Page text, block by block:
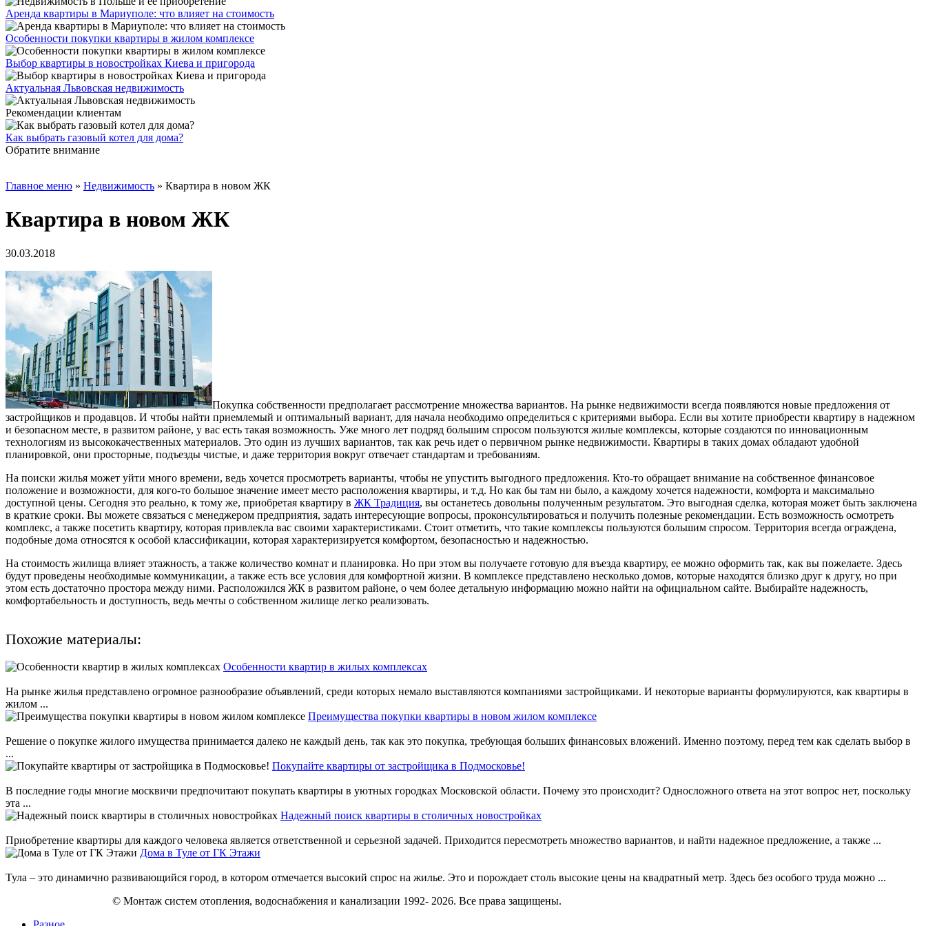
Аренда квартиры в Мариуполе: что влияет на стоимость
Особенности покупки квартиры в жилом комплексе
Выбор квартиры в новостройках Киева и пригорода
Актуальная Львовская недвижимость
Рекомендации клиентам
Как выбрать газовый котел для дома?
Обратите внимание
Главное меню » Недвижимость » Квартира в новом ЖК
Квартира в новом ЖК
30.03.2018
Покупка собственности предполагает рассмотрение множества вариантов. На рынке недвижимости всегда появляются новые предложения от
застройщиков и продавцов. И чтобы найти приемлемый и оптимальный вариант, для начала необходимо определиться с критериями выбора. Если вы хотите приобрести квартиру в надежном
и безопасном месте, в развитом районе, у вас есть такая возможность. Уже много лет подряд большим спросом пользуются жилые комплексы, которые создаются по инновационным
технологиям из высококачественных материалов. Это один из лучших вариантов, так как речь идет о первичном рынке недвижимости. Квартиры в таких домах обладают удобной
планировкой, они просторные, подъезды чистые, и даже территория вокруг отвечает стандартам и требованиям.
На поиски жилья может уйти много времени, ведь хочется просмотреть варианты, чтобы не упустить выгодного предложения. Кто-то обращает внимание на собственное финансовое
положение и возможности, для кого-то большое значение имеет место расположения квартиры, и т.д. Но как бы там ни было, а каждому хочется надежности, комфорта и максимально
доступной цены. Сегодня это реально, к тому же, приобретая квартиру в ЖК Традиция, вы останетесь довольны полученным результатом. Это выгодная сделка, которая может быть заключена
в краткие сроки. Вы можете связаться с менеджером предприятия, задать интересующие вопросы, проконсультироваться и получить полезные рекомендации. Есть возможность осмотреть
комплекс, а также посетить квартиру, которая привлекла вас своими характеристиками. Стоит отметить, что такие комплексы пользуются большим спросом. Территория всегда ограждена,
подобные дома относятся к особой классификации, которая характеризируется комфортом, безопасностью и надежностью.
На стоимость жилища влияет этажность, а также количество комнат и планировка. Но при этом вы получаете готовую для въезда квартиру, ее можно оформить так, как вы пожелаете. Здесь
будут проведены необходимые коммуникации, а также есть все условия для комфортной жизни. В комплексе представлено несколько домов, которые находятся близко друг к другу, но при
этом есть достаточно простора между ними. Расположился ЖК в развитом районе, о чем более детальную информацию можно найти на официальном сайте. Выбирайте надежность,
комфортабельность и доступность, ведь мечты о собственном жилище легко реализовать.
Похожие материалы:
Особенности квартир в жилых комплексах
На рынке жилья представлено огромное разнообразие объявлений, среди которых немало выставляются компаниями застройщиками. И некоторые варианты формулируются, как квартиры в
жилом ...
Преимущества покупки квартиры в новом жилом комплексе
Решение о покупке жилого имущества принимается далеко не каждый день, так как это покупка, требующая больших финансовых вложений. Именно поэтому, перед тем как сделать выбор в
...
Покупайте квартиры от застройщика в Подмосковье!
В последние годы многие москвичи предпочитают покупать квартиры в уютных городках Московской области. Почему это происходит? Односложного ответа на этот вопрос нет, поскольку
эта ...
Надежный поиск квартиры в столичных новостройках
Приобретение квартиры для каждого человека является ответственной и серьезной задачей. Приходится пересмотреть множество вариантов, и найти надежное предложение, а также ...
Дома в Туле от ГК Этажи
Тула – это динамично развивающийся город, в котором отмечается высокий спрос на жилье. Это и порождает столь высокие цены на квадратный метр. Здесь без особого труда можно ...
© Монтаж систем отопления, водоснабжения и канализации 1992- 2026. Все права защищены.